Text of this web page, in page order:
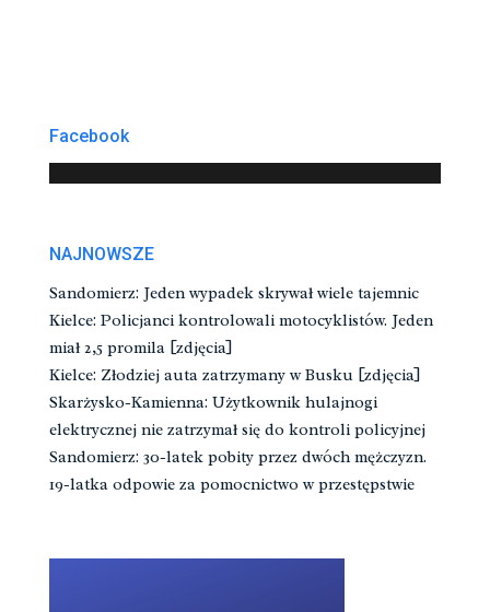
Facebook
NAJNOWSZE
Sandomierz: Jeden wypadek skrywał wiele tajemnic
Kielce: Policjanci kontrolowali motocyklistów. Jeden
miał 2,5 promila [zdjęcia]
Kielce: Złodziej auta zatrzymany w Busku [zdjęcia]
Skarżysko-Kamienna: Użytkownik hulajnogi
elektrycznej nie zatrzymał się do kontroli policyjnej
Sandomierz: 30-latek pobity przez dwóch mężczyzn.
19-latka odpowie za pomocnictwo w przestępstwie